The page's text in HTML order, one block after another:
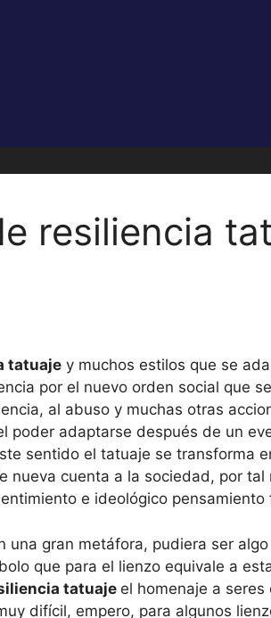
resiliencia
tatuaje y muchos estilos que se
por el nuevo orden social que
al abuso y muchas otras
poder adaptarse después de un
sentido el tatuaje se transforma
nueva cuenta a la sociedad, por tal
e ideológico pensamiento
una gran metáfora, pudiera ser
que para el lienzo equivale a
tatuaje el homenaje a seres
difícil, empero, para algunos